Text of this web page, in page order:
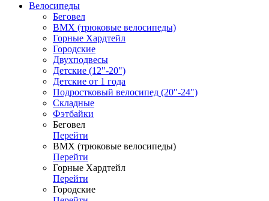
Велосипеды
Беговел
ВМХ (трюковые велосипеды)
Горные Хардтейл
Городские
Двухподвесы
Детские (12"-20")
Детские от 1 года
Подростковый велосипед (20"-24")
Складные
Фэтбайки
Беговел
Перейти
ВМХ (трюковые велосипеды)
Перейти
Горные Хардтейл
Перейти
Городские